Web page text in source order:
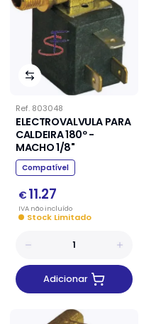
Ref. 803048
ELECTROVALVULA PARA
CALDEIRA 180º -
MACHO 1/8"
Compatível
€ 11.27
IVA nãoincluído
Stock Limitado
Adicionar